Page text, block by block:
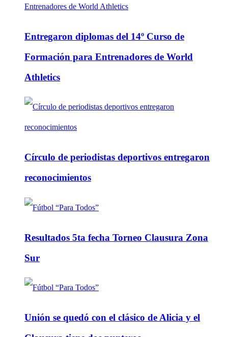
Entregaron diplomas del 14º Curso de
Formación para Entrenadores de World
Athletics
Círculo de periodistas deportivos entregaron
reconocimientos
Resultados 5ta fecha Torneo Clausura Zona
Sur
Unión se quedó con el clásico de Alicia y el